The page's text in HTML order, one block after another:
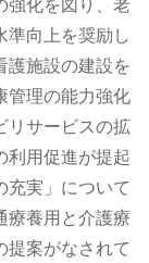
準向上を奨励し
護施設の建設を
管理の能力強化
リサービスの拡
利用促進が提起
充実」について
療養用と介護療
提案がなされて